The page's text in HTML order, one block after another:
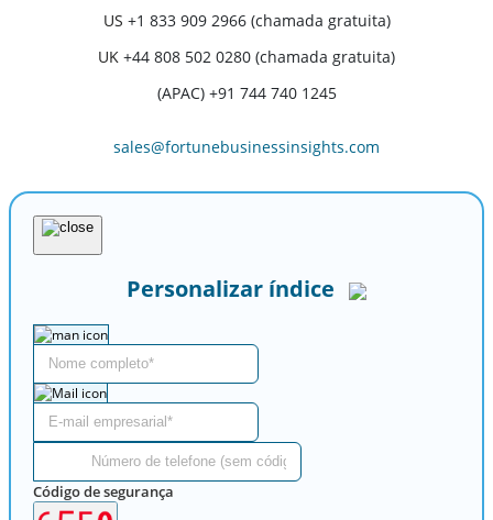
US +1 833 909 2966 (chamada gratuita)
UK +44 808 502 0280 (chamada gratuita)
(APAC) +91 744 740 1245
sales@fortunebusinessinsights.com
Personalizar índice
Código de segurança